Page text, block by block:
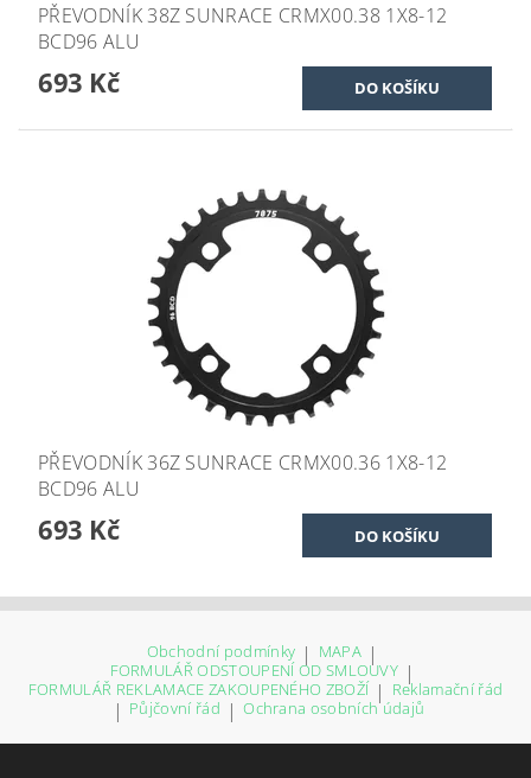
PŘEVODNÍK 38Z SUNRACE CRMX00.38 1X8-12
BCD96 ALU
693 Kč
PŘEVODNÍK 36Z SUNRACE CRMX00.36 1X8-12
BCD96 ALU
693 Kč
Obchodní podmínky | MAPA |
FORMULÁŘ ODSTOUPENÍ OD SMLOUVY |
FORMULÁŘ REKLAMACE ZAKOUPENÉHO ZBOŽÍ | Reklamační řád
| Půjčovní řád | Ochrana osobních údajů